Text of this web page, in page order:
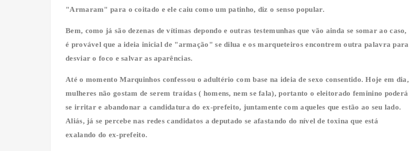
"Armaram" para o coitado e ele caiu como um patinho, diz o senso popular.
Bem, como já são dezenas de vítimas depondo e outras testemunhas que vão ainda se somar ao caso,
é provável que a ideia inicial de "armação" se dilua e os marqueteiros encontrem outra palavra para
desviar o foco e salvar as aparências.
Até o momento Marquinhos confessou o adultério com base na ideia de sexo consentido. Hoje em dia,
mulheres não gostam de serem traídas ( homens, nem se fala), portanto o eleitorado feminino poderá
se irritar e abandonar a candidatura do ex-prefeito, juntamente com aqueles que estão ao seu lado.
Aliás, já se percebe nas redes candidatos a deputado se afastando do nível de toxina que está
exalando do ex-prefeito.